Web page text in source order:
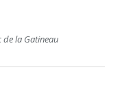
de la Gatineau